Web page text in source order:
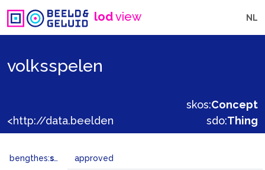
lodview NL
volksspelen
skos:Concept
sdo:Thing
bengthes:status approved